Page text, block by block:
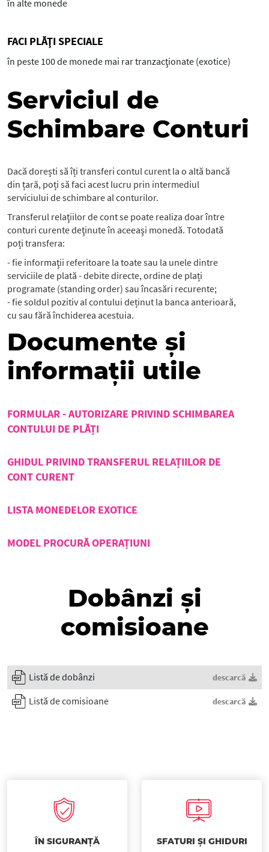
în alte monede
FACI PLĂŢI SPECIALE
în peste 100 de monede mai rar tranzacţionate (exotice)
Serviciul de
Schimbare Conturi
Dacă dorești să îți transferi contul curent la o altă bancă
din țară, poți să faci acest lucru prin intermediul
serviciului de schimbare al conturilor.
Transferul relaţiilor de cont se poate realiza doar între
conturi curente deţinute în aceeaşi monedă. Totodată
poți transfera:
- fie informaţii referitoare la toate sau la unele dintre
serviciile de plată - debite directe, ordine de plați
programate (standing order) sau încasări recurente;
- fie soldul pozitiv al contului deținut la banca anterioară,
cu sau fără închiderea acestuia.
Documente și
informații utile
FORMULAR - AUTORIZARE PRIVIND SCHIMBAREA
CONTULUI DE PLĂȚI
GHIDUL PRIVIND TRANSFERUL RELAȚIILOR DE
CONT CURENT
LISTA MONEDELOR EXOTICE
MODEL PROCURĂ OPERAȚIUNI
Dobânzi şi
comisioane
Listă de dobânzi descarcă
Listă de comisioane descarcă
ÎN SIGURANȚĂ SFATURI ȘI GHIDURI